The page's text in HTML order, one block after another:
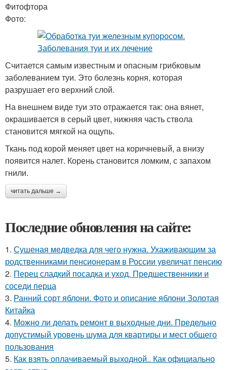
Фитофтора
Фото:
Считается самым известным и опасным грибковым
заболеванием туи. Это болезнь корня, которая
разрушает его верхний слой.
На внешнем виде туи это отражается так: она вянет,
окрашивается в серый цвет, нижняя часть ствола
становится мягкой на ощупь.
Ткань под корой меняет цвет на коричневый, а внизу
появится налет. Корень становится ломким, с запахом
гнили.
читать дальше →
Последние обновления на сайте:
1. Сушеная медведка для чего нужна. Ухаживающим за
родственниками пенсионерам в России увеличат пенсию
2. Перец сладкий посадка и уход. Предшественники и
соседи перца
3. Ранний сорт яблони. Фото и описание яблони Золотая
Китайка
4. Можно ли делать ремонт в выходные дни. Предельно
допустимый уровень шума для квартиры и мест общего
пользования
5. Как взять оплачиваемый выходной.. Как официально